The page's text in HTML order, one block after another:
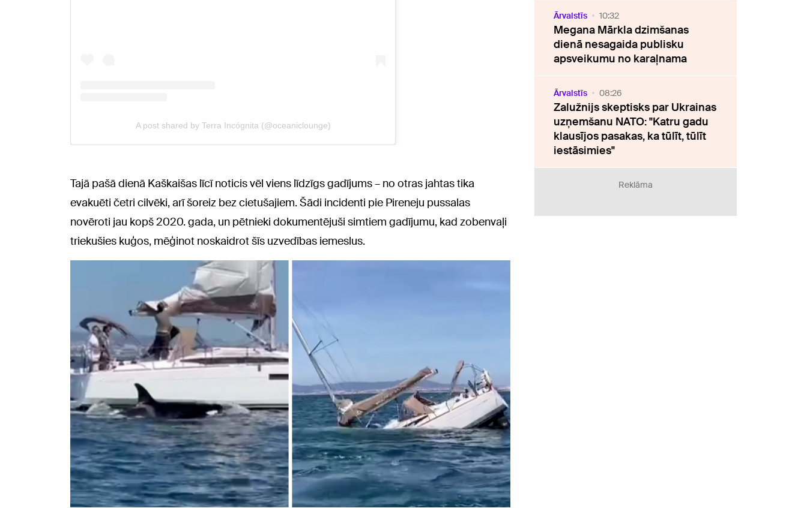
Tajā pašā dienā Kaškaišas līcī noticis vēl viens līdzīgs gadījums – no otras jahtas tika
evakuēti četri cilvēki, arī šoreiz bez cietušajiem. Šādi incidenti pie Pireneju pussalas
novēroti jau kopš 2020. gada, un pētnieki dokumentējuši simtiem gadījumu, kad zobenvaļi
triekušies kuģos, mēģinot noskaidrot šīs uzvedības iemeslus.
Ārvalstīs 10:32
Megana Mārkla dzimšanas
dienā nesagaida publisku
apsveikumu no karaļnama
Ārvalstīs 08:26
Zalužnijs skeptisks par Ukrainas
uzņemšanu NATO: "Katru gadu
klausījos pasakas, ka tūlīt, tūlīt
iestāsimies"
Reklāma